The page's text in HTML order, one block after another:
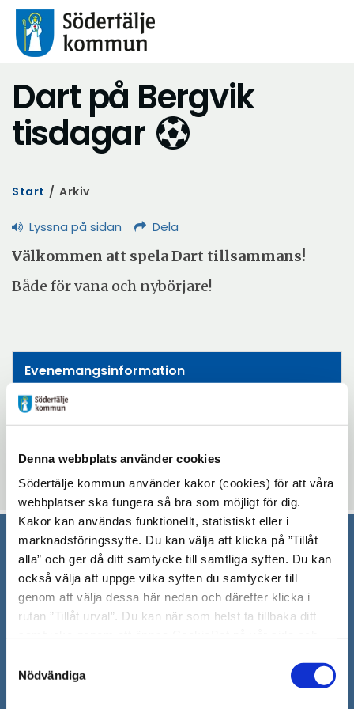
Denna webbplats använder cookies
Södertälje kommun använder kakor (cookies) för att våra
webbplatser ska fungera så bra som möjligt för dig.
Kakor kan användas funktionellt, statistiskt eller i
marknadsföringssyfte. Du kan välja att klicka på ”Tillåt
alla” och ger då ditt samtycke till samtliga syften. Du kan
också välja att uppge vilka syften du samtycker till
genom att välja dessa här nedan och därefter klicka i
rutan ”Tillåt urval”. Du kan när som helst ta tillbaka ditt
"Visa detaljer" kan du läsa om hur kakorna används och
hur vi och våra leverantörer inhämtar och behandlar
Nödvändiga
Dart på Bergvik
tisdagar
Start / Arkiv
Lyssna på sidan Dela
Välkommen att spela Dart tillsammans!
Både för vana och nybörjare!
Evenemangsinformation
Mötesplatsen Bergvik
tisdag 2 september 2025 - tisdag 16 december
13:00 - 14:30
Södertälje kommun
151 89 Södertälje
Besöksadress: Nyköpingsvägen 26
Tfn: 08–523 010 00
Org.nr. 212000–0159